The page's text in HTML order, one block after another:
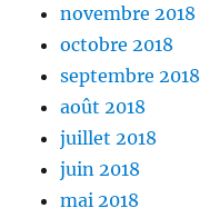
novembre 2018
octobre 2018
septembre 2018
août 2018
juillet 2018
juin 2018
mai 2018